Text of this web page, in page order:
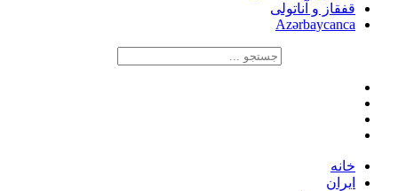
قفقاز و آناتولی
Azərbaycanca
خانه
ایران